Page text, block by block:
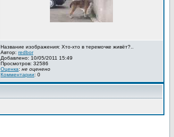
Название изображения: Хто-хто в теремочке живёт?..
Автор: redbor
Добавлено: 10/05/2011 15:49
Просмотров: 32586
Оценка: не оценено
Комментарии: 0